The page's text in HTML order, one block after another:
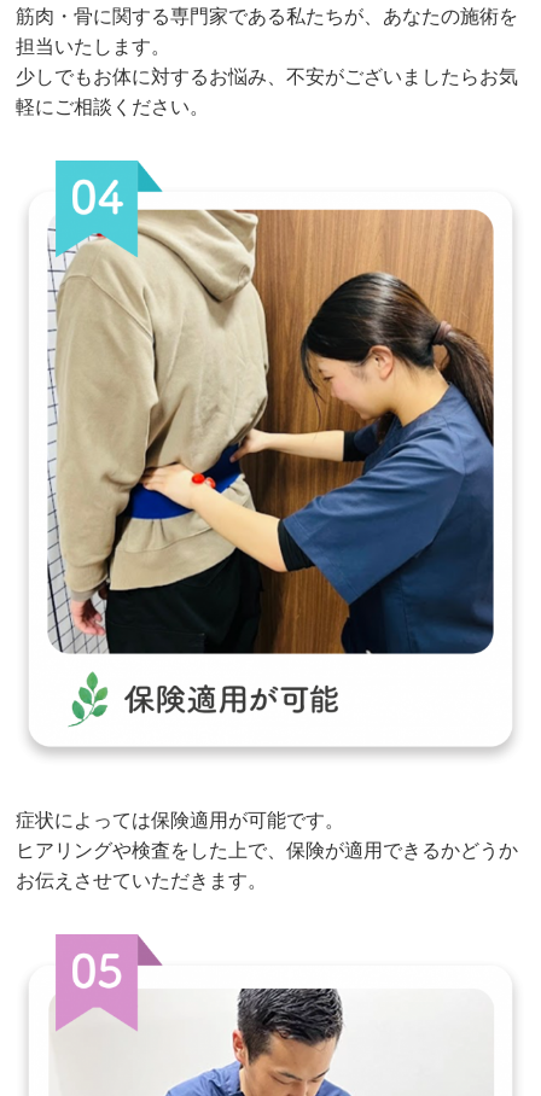
筋肉・骨に関する専門家である私たちが、あなたの施術を
担当いたします。
少しでもお体に対するお悩み、不安がございましたらお気
軽にご相談ください。
症状によっては保険適用が可能です。
ヒアリングや検査をした上で、保険が適用できるかどうか
お伝えさせていただきます。